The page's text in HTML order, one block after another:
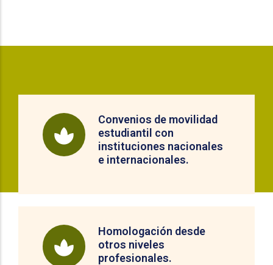
Convenios de movilidad
estudiantil con
instituciones nacionales
e internacionales.
Homologación desde
otros niveles
profesionales.